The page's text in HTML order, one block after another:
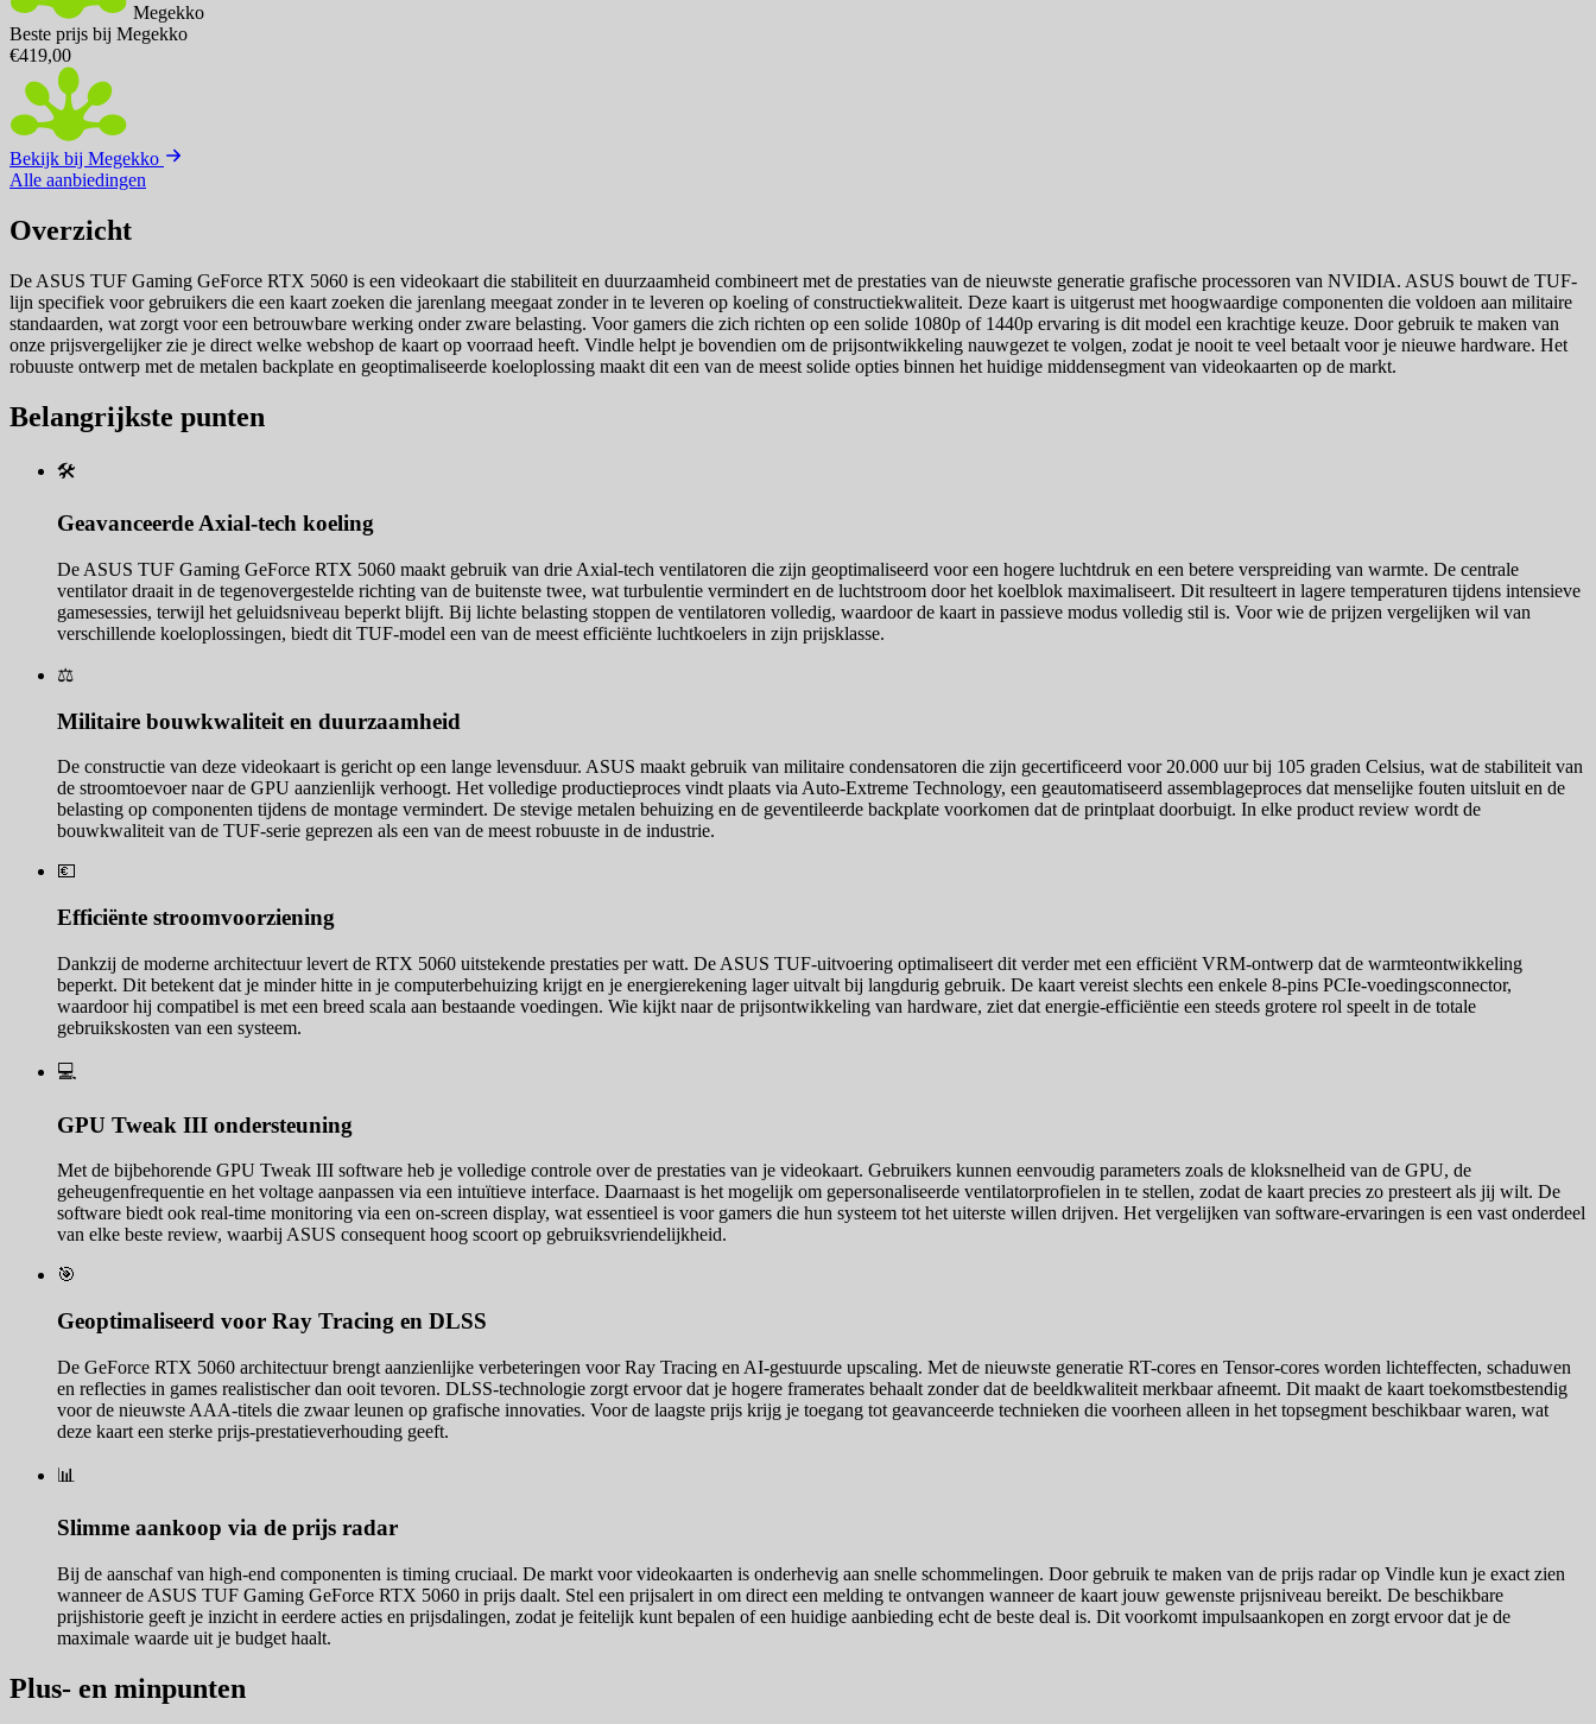
Megekko
Beste prijs bij Megekko
€419,00
Bekijk bij Megekko
Alle aanbiedingen
Overzicht
De ASUS TUF Gaming GeForce RTX 5060 is een videokaart die stabiliteit en duurzaamheid combineert met de prestaties van de nieuwste generatie grafische processoren van NVIDIA. ASUS bouwt de TUF-
lijn specifiek voor gebruikers die een kaart zoeken die jarenlang meegaat zonder in te leveren op koeling of constructiekwaliteit. Deze kaart is uitgerust met hoogwaardige componenten die voldoen aan militaire
standaarden, wat zorgt voor een betrouwbare werking onder zware belasting. Voor gamers die zich richten op een solide 1080p of 1440p ervaring is dit model een krachtige keuze. Door gebruik te maken van
onze prijsvergelijker zie je direct welke webshop de kaart op voorraad heeft. Vindle helpt je bovendien om de prijsontwikkeling nauwgezet te volgen, zodat je nooit te veel betaalt voor je nieuwe hardware. Het
robuuste ontwerp met de metalen backplate en geoptimaliseerde koeloplossing maakt dit een van de meest solide opties binnen het huidige middensegment van videokaarten op de markt.
Belangrijkste punten
🛠️
Geavanceerde Axial-tech koeling
De ASUS TUF Gaming GeForce RTX 5060 maakt gebruik van drie Axial-tech ventilatoren die zijn geoptimaliseerd voor een hogere luchtdruk en een betere verspreiding van warmte. De centrale
ventilator draait in de tegenovergestelde richting van de buitenste twee, wat turbulentie vermindert en de luchtstroom door het koelblok maximaliseert. Dit resulteert in lagere temperaturen tijdens intensieve
gamesessies, terwijl het geluidsniveau beperkt blijft. Bij lichte belasting stoppen de ventilatoren volledig, waardoor de kaart in passieve modus volledig stil is. Voor wie de prijzen vergelijken wil van
verschillende koeloplossingen, biedt dit TUF-model een van de meest efficiënte luchtkoelers in zijn prijsklasse.
⚖️
Militaire bouwkwaliteit en duurzaamheid
De constructie van deze videokaart is gericht op een lange levensduur. ASUS maakt gebruik van militaire condensatoren die zijn gecertificeerd voor 20.000 uur bij 105 graden Celsius, wat de stabiliteit van
de stroomtoevoer naar de GPU aanzienlijk verhoogt. Het volledige productieproces vindt plaats via Auto-Extreme Technology, een geautomatiseerd assemblageproces dat menselijke fouten uitsluit en de
belasting op componenten tijdens de montage vermindert. De stevige metalen behuizing en de geventileerde backplate voorkomen dat de printplaat doorbuigt. In elke product review wordt de
bouwkwaliteit van de TUF-serie geprezen als een van de meest robuuste in de industrie.
💶
Efficiënte stroomvoorziening
Dankzij de moderne architectuur levert de RTX 5060 uitstekende prestaties per watt. De ASUS TUF-uitvoering optimaliseert dit verder met een efficiënt VRM-ontwerp dat de warmteontwikkeling
beperkt. Dit betekent dat je minder hitte in je computerbehuizing krijgt en je energierekening lager uitvalt bij langdurig gebruik. De kaart vereist slechts een enkele 8-pins PCIe-voedingsconnector,
waardoor hij compatibel is met een breed scala aan bestaande voedingen. Wie kijkt naar de prijsontwikkeling van hardware, ziet dat energie-efficiëntie een steeds grotere rol speelt in de totale
gebruikskosten van een systeem.
💻
GPU Tweak III ondersteuning
Met de bijbehorende GPU Tweak III software heb je volledige controle over de prestaties van je videokaart. Gebruikers kunnen eenvoudig parameters zoals de kloksnelheid van de GPU, de
geheugenfrequentie en het voltage aanpassen via een intuïtieve interface. Daarnaast is het mogelijk om gepersonaliseerde ventilatorprofielen in te stellen, zodat de kaart precies zo presteert als jij wilt. De
software biedt ook real-time monitoring via een on-screen display, wat essentieel is voor gamers die hun systeem tot het uiterste willen drijven. Het vergelijken van software-ervaringen is een vast onderdeel
van elke beste review, waarbij ASUS consequent hoog scoort op gebruiksvriendelijkheid.
🎯
Geoptimaliseerd voor Ray Tracing en DLSS
De GeForce RTX 5060 architectuur brengt aanzienlijke verbeteringen voor Ray Tracing en AI-gestuurde upscaling. Met de nieuwste generatie RT-cores en Tensor-cores worden lichteffecten, schaduwen
en reflecties in games realistischer dan ooit tevoren. DLSS-technologie zorgt ervoor dat je hogere framerates behaalt zonder dat de beeldkwaliteit merkbaar afneemt. Dit maakt de kaart toekomstbestendig
voor de nieuwste AAA-titels die zwaar leunen op grafische innovaties. Voor de laagste prijs krijg je toegang tot geavanceerde technieken die voorheen alleen in het topsegment beschikbaar waren, wat
deze kaart een sterke prijs-prestatieverhouding geeft.
📊
Slimme aankoop via de prijs radar
Bij de aanschaf van high-end componenten is timing cruciaal. De markt voor videokaarten is onderhevig aan snelle schommelingen. Door gebruik te maken van de prijs radar op Vindle kun je exact zien
wanneer de ASUS TUF Gaming GeForce RTX 5060 in prijs daalt. Stel een prijsalert in om direct een melding te ontvangen wanneer de kaart jouw gewenste prijsniveau bereikt. De beschikbare
prijshistorie geeft je inzicht in eerdere acties en prijsdalingen, zodat je feitelijk kunt bepalen of een huidige aanbieding echt de beste deal is. Dit voorkomt impulsaankopen en zorgt ervoor dat je de
maximale waarde uit je budget haalt.
Plus- en minpunten